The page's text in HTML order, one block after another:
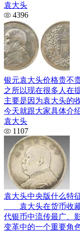
袁大头
4396
银元袁大头价格贵不
之所以现在很多人在
主要是因为袁大头的
今天就跟大家具体介
袁大头
1107
袁大头中央版什么特
袁大头在货币收藏
代银币中流传最广、
变革中的一个重要角色